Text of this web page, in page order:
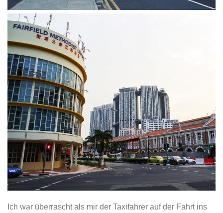
Ich war überrascht als mir der Taxifahrer auf der Fahrt ins